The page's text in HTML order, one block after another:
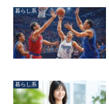
暮らし系
暮らし系